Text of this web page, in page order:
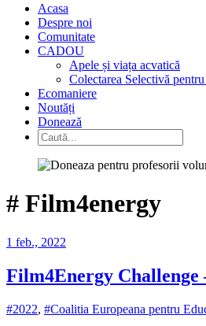
Acasa
Despre noi
Comunitate
CADOU
Apele și viața acvatică
Colectarea Selectivă
Ecomaniere
Noutăți
Donează
# Film4energy
1 feb., 2022
Film4Energy Challenge
#2022, #Coalitia Europeana pentru